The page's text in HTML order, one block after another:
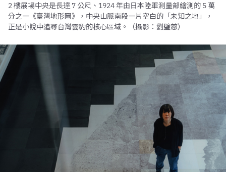
2 樓展場中央是長達 7 公尺、1924 年由日本陸軍測量部繪測的 5 萬
分之一《臺灣地形圖》，中央山脈南段一片空白的「未知之地」，
正是小說中追尋台灣雲豹的核心區域。（攝影：劉璧慈）